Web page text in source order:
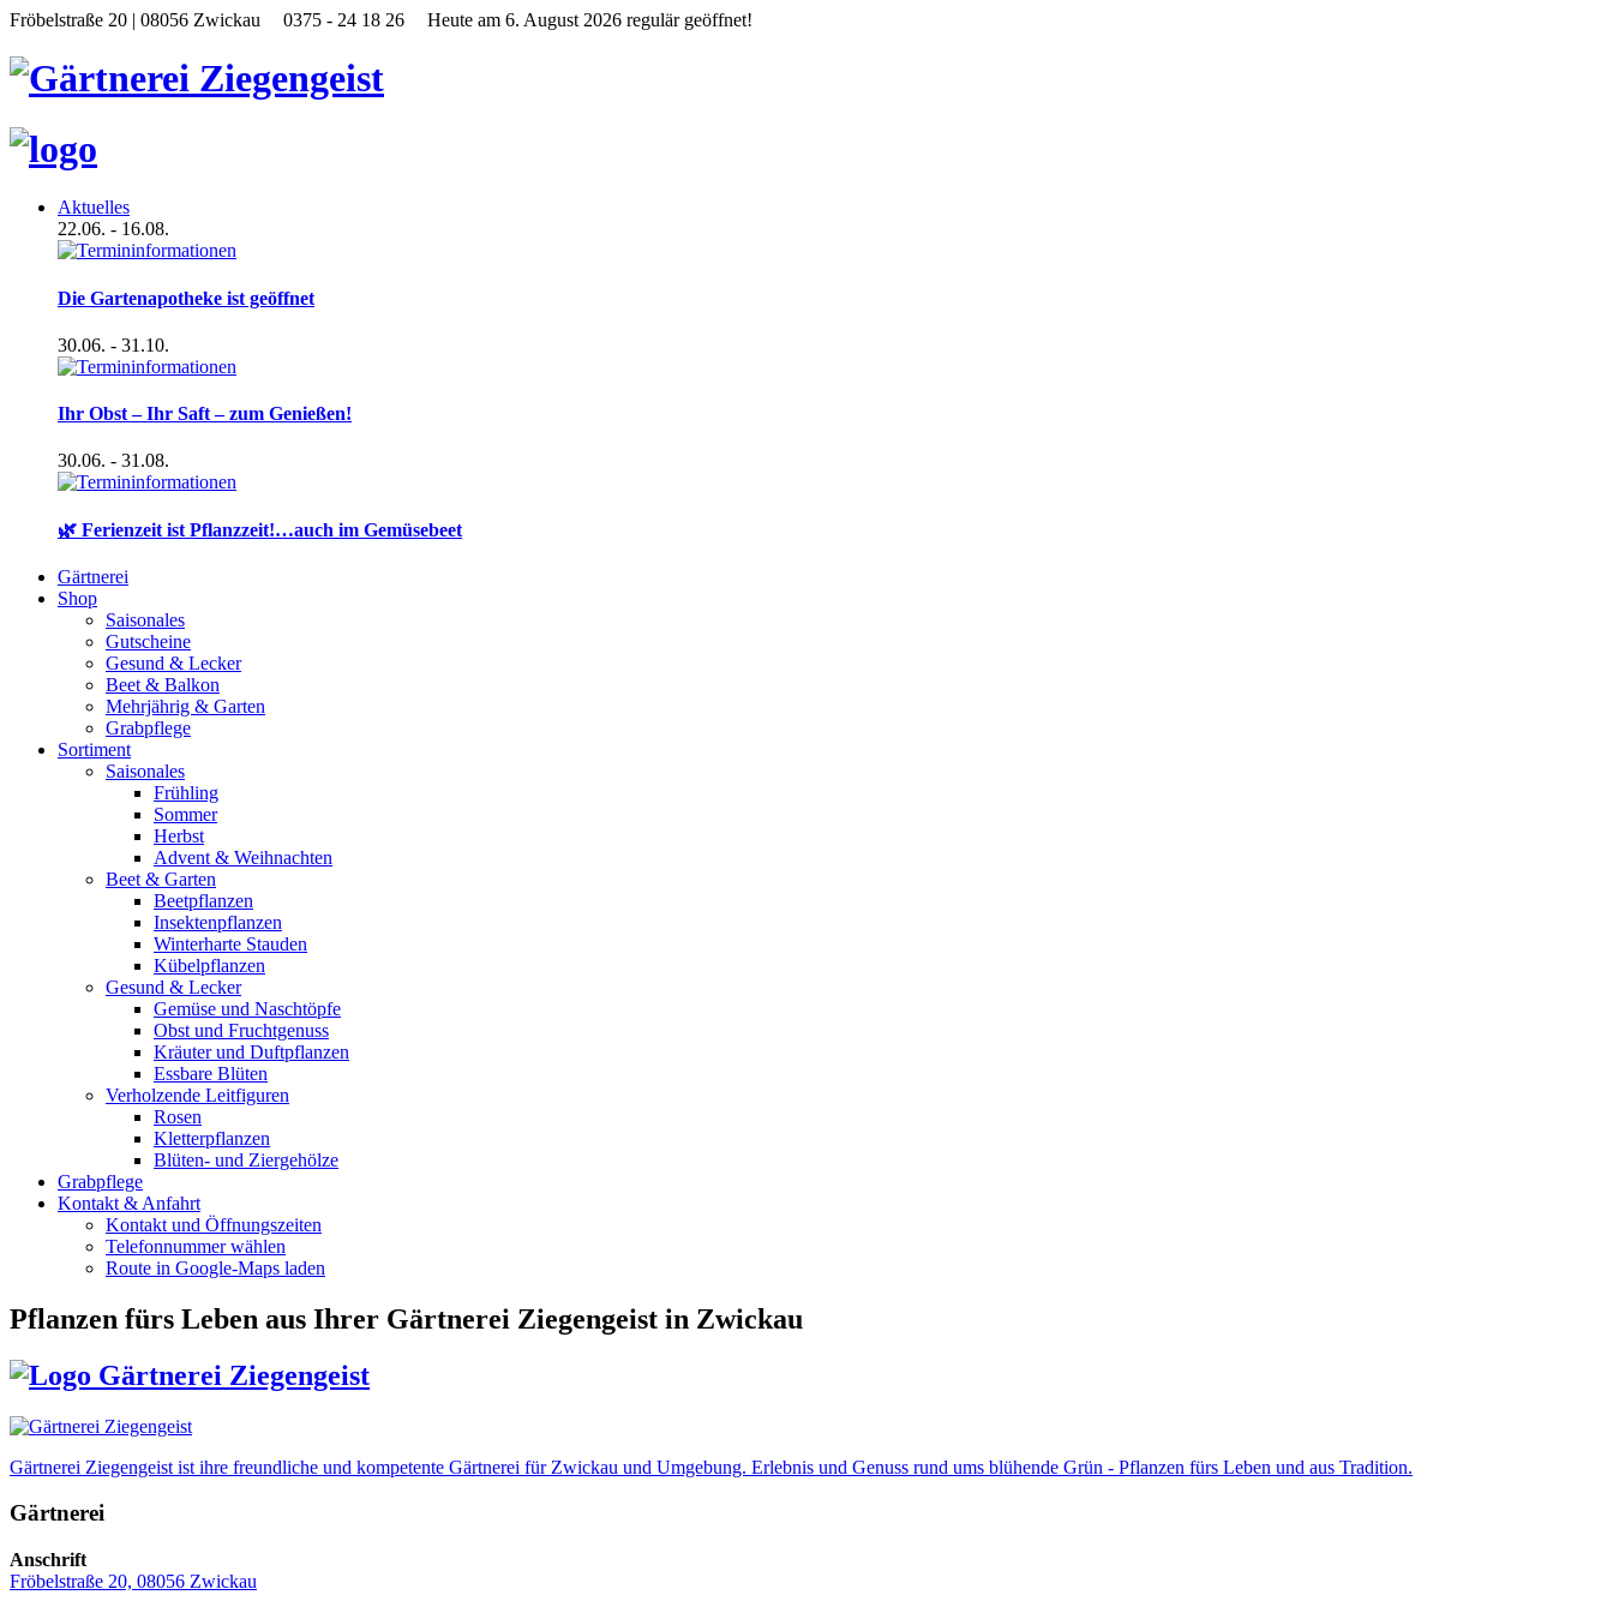
Fröbelstraße 20 | 08056 Zwickau 0375 - 24 18 26 Heute am 6. August 2026 regulär geöffnet!
Aktuelles
22.06. - 16.08.
Die Gartenapotheke ist geöffnet
30.06. - 31.10.
Ihr Obst – Ihr Saft – zum Genießen!
30.06. - 31.08.
🌿 Ferienzeit ist Pflanzzeit!…auch im Gemüsebeet
Gärtnerei
Shop
Saisonales
Gutscheine
Gesund & Lecker
Beet & Balkon
Mehrjährig & Garten
Grabpflege
Sortiment
Saisonales
Frühling
Sommer
Herbst
Advent & Weihnachten
Beet & Garten
Beetpflanzen
Insektenpflanzen
Winterharte Stauden
Kübelpflanzen
Gesund & Lecker
Gemüse und Naschtöpfe
Obst und Fruchtgenuss
Kräuter und Duftpflanzen
Essbare Blüten
Verholzende Leitfiguren
Rosen
Kletterpflanzen
Blüten- und Ziergehölze
Grabpflege
Kontakt & Anfahrt
Kontakt und Öffnungszeiten
Telefonnummer wählen
Route in Google-Maps laden
Pflanzen fürs Leben aus Ihrer Gärtnerei Ziegengeist in Zwickau
Gärtnerei Ziegengeist ist ihre freundliche und kompetente Gärtnerei für Zwickau und Umgebung. Erlebnis und Genuss rund ums blühende Grün - Pflanzen fürs Leben und aus Tradition.
Gärtnerei
Anschrift
Fröbelstraße 20, 08056 Zwickau